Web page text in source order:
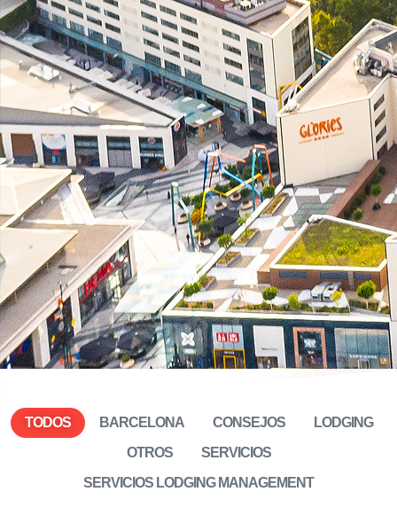
BARCELONA CONSEJOS
LODGING
OTROS
SERVICIOS
SERVICIOS LODGING MANAGEMENT
TODOS